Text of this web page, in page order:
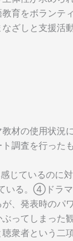
育をボランテ
ざしと支援活
材の使用状況
調査を行った
ているのに
いる。④ドラ
、発表時のパ
ってしまった
衆者という二